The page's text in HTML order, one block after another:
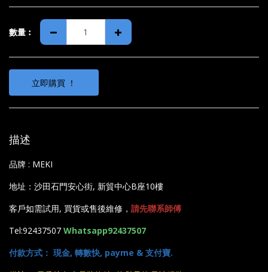
數量︰
立即購買 ！
描述
品牌 : MEKI
地址：沙田石門安心街, 新貿中心B座10樓
客戶如需試用, 買貨或售後維修， 請先聯系師傅
Tel:92437507 Whatsapp92437507
付款方式： 現金, 轉數快, payme & 支付寶.